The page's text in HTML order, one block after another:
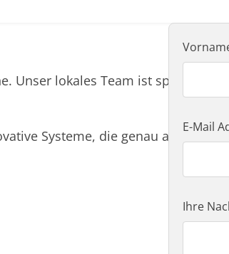
Unser lokales Team ist
Systeme, die genau auf Ihre
E-Mail
Ihre